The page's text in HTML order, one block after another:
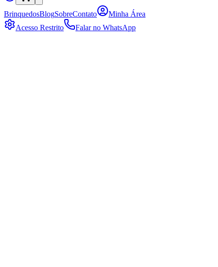
BrinquedosBlogSobreContato
Minha Área
Acesso Restrito
Falar no WhatsApp